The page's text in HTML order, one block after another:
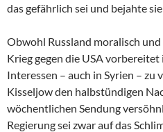
das gefährlich sei und bejahte
Obwohl Russland moralisch
Krieg gegen die USA
Interessen – auch in Syrien – zu
Kisseljow den halbstündigen
wöchentlichen Sendung
Regierung sei zwar auf das